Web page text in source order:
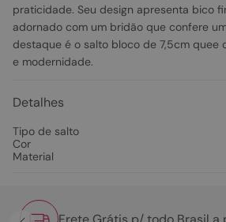
praticidade. Seu design apresenta bico
adornado com um bridão que confere
destaque é o salto bloco de 7,5cm quee
e modernidade.
Detalhes
Tipo de salto
Cor
Material